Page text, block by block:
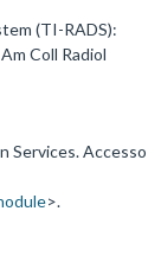
(TI-RADS):
Coll Radiol
Services. Accesso
>.